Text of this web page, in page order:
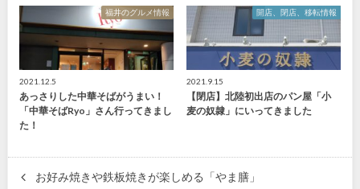
福井のグルメ情報
2021.12.5
あっさりした中華そばがうまい！
「中華そばRyo」さん行ってきまし
た！
開店、閉店、移転情報
2021.9.15
【閉店】北陸初出店のパン屋「小
麦の奴隷」にいってきました
お好み焼きや鉄板焼きが楽しめる「やま膳」